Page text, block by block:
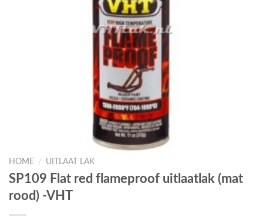
HOME / UITLAAT LAK
SP109 Flat red flameproof uitlaatlak (mat
rood) -VHT